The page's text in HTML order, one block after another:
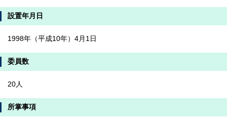
設置年月日
1998年（平成10年）4月1日
委員数
20人
所掌事項